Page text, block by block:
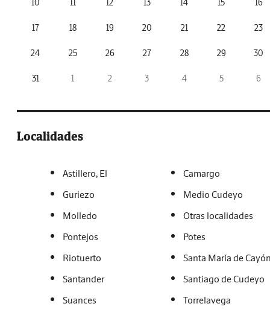
10 11 12 13 14 15 16
17 18 19 20 21 22 23
24 25 26 27 28 29 30
31 1 2 3 4 5 6
Localidades
Astillero, El
Camargo
Guriezo
Medio Cudeyo
Molledo
Otras localidades
Pontejos
Potes
Riotuerto
Santa María de
Santander
Santiago de Cudeyo
Suances
Torrelavega